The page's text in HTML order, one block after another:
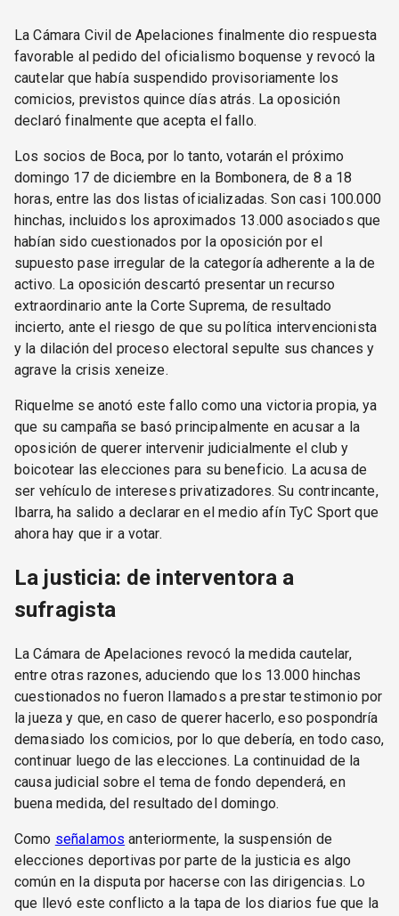
La Cámara Civil de Apelaciones finalmente dio respuesta
favorable al pedido del oficialismo boquense y revocó la
cautelar que había suspendido provisoriamente los
comicios, previstos quince días atrás. La oposición
declaró finalmente que acepta el fallo.
Los socios de Boca, por lo tanto, votarán el próximo
domingo 17 de diciembre en la Bombonera, de 8 a 18
horas, entre las dos listas oficializadas. Son casi 100.000
hinchas, incluidos los aproximados 13.000 asociados que
habían sido cuestionados por la oposición por el
supuesto pase irregular de la categoría adherente a la de
activo. La oposición descartó presentar un recurso
extraordinario ante la Corte Suprema, de resultado
incierto, ante el riesgo de que su política intervencionista
y la dilación del proceso electoral sepulte sus chances y
agrave la crisis xeneize.
Riquelme se anotó este fallo como una victoria propia, ya
que su campaña se basó principalmente en acusar a la
oposición de querer intervenir judicialmente el club y
boicotear las elecciones para su beneficio. La acusa de
ser vehículo de intereses privatizadores. Su contrincante,
Ibarra, ha salido a declarar en el medio afín TyC Sport que
ahora hay que ir a votar.
La justicia: de interventora a
sufragista
La Cámara de Apelaciones revocó la medida cautelar,
entre otras razones, aduciendo que los 13.000 hinchas
cuestionados no fueron llamados a prestar testimonio por
la jueza y que, en caso de querer hacerlo, eso pospondría
demasiado los comicios, por lo que debería, en todo caso,
continuar luego de las elecciones. La continuidad de la
causa judicial sobre el tema de fondo dependerá, en
buena medida, del resultado del domingo.
Como señalamos anteriormente, la suspensión de
elecciones deportivas por parte de la justicia es algo
común en la disputa por hacerse con las dirigencias. Lo
que llevó este conflicto a la tapa de los diarios fue que la